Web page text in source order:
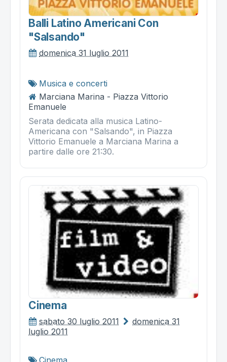
Balli Latino Americani Con
"salsando"
domenica 31 luglio 2011
Musica e concerti
Marciana Marina - Piazza Vittorio
Emanuele
Serata dedicata alla musica Latino-
Americana con "Salsando", in Piazza
Vittorio Emanuele a Marciana Marina a
partire dalle ore 21:30.
Cinema
sabato 30 luglio 2011
domenica 31
luglio 2011
Cinema